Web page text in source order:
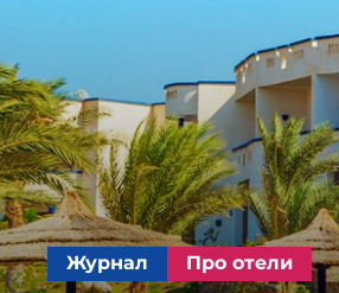
Журнал Про отели